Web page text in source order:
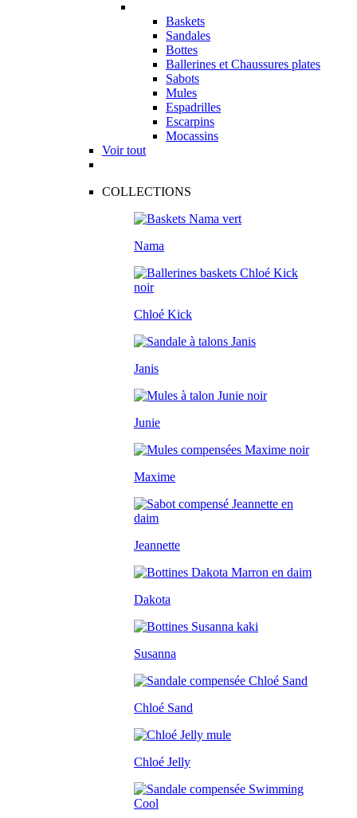
Baskets
Sandales
Bottes
Ballerines et Chaussures plates
Sabots
Mules
Espadrilles
Escarpins
Mocassins
Voir tout
COLLECTIONS
Nama
Chloé Kick
Janis
Junie
Maxime
Jeannette
Dakota
Susanna
Chloé Sand
Chloé Jelly